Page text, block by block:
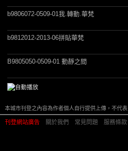
b9806072-0509-01我.轉動.華梵
b9812012-2013-06拼貼華梵
B9805050-0509-01 動靜之間
本城市刊登之內容為作者個人自行提供上傳，不代表
刊登網站廣告 關於我們 常見問題 服務條款